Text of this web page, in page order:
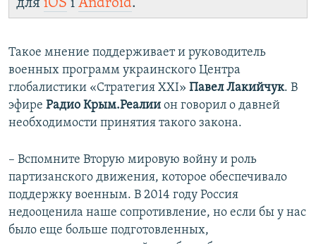
Такое мнение поддерживает и руководитель
военных программ украинского Центра
глобалистики «Стратегия ХХI» Павел Лакийчук. В
эфире Радио Крым.Реалии он говорил о давней
необходимости принятия такого закона.
– Вспомните Вторую мировую войну и роль
партизанского движения, которое обеспечивало
поддержку военным. В 2014 году Россия
недооценила наше сопротивление, но если бы у нас
было еще больше подготовленных,